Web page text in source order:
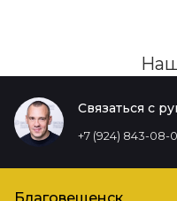
Связаться с
+7 (924) 843-08-